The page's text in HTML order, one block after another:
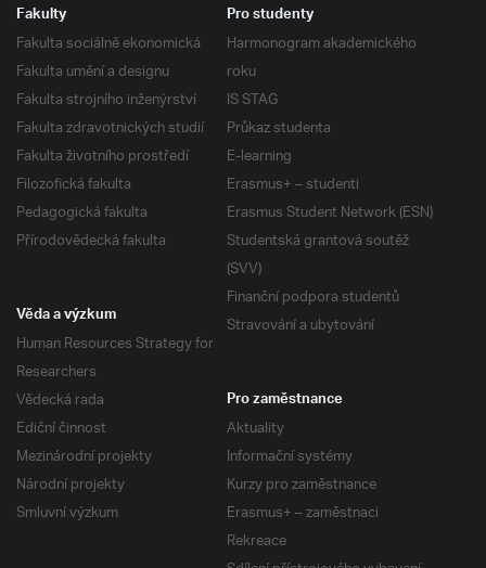
Fakulty
Fakulta sociálně ekonomická
Fakulta umění a designu
Fakulta strojního inženýrství
Fakulta zdravotnických studií
Fakulta životního prostředí
Filozofická fakulta
Pedagogická fakulta
Přírodovědecká fakulta
Pro studenty
Harmonogram akademického
roku
IS STAG
Průkaz studenta
E-learning
Erasmus+ – studenti
Erasmus Student Network (ESN)
Studentská grantová soutěž
(SVV)
Finanční podpora studentů
Stravování a ubytování
Věda a výzkum
Human Resources Strategy for
Researchers
Vědecká rada
Ediční činnost
Mezinárodní projekty
Národní projekty
Smluvní výzkum
Pro zaměstnance
Aktuality
Informační systémy
Kurzy pro zaměstnance
Erasmus+ – zaměstnaci
Rekreace